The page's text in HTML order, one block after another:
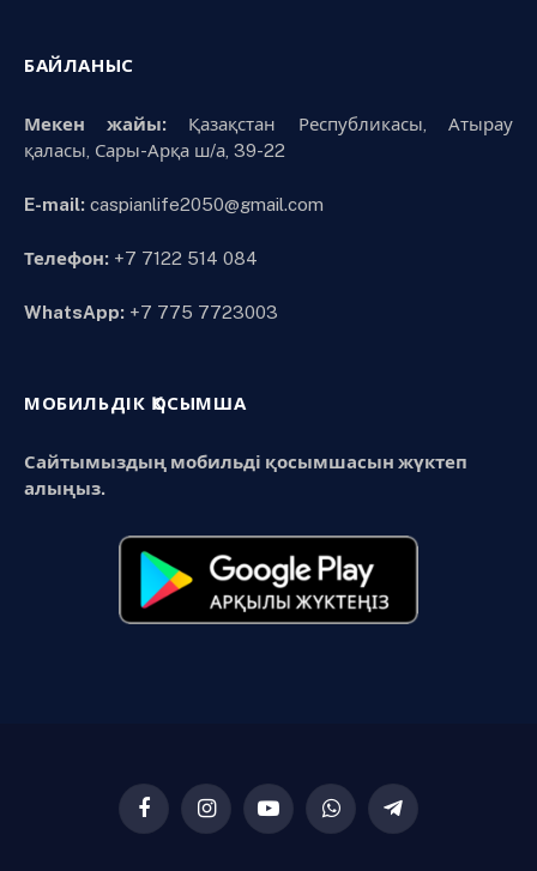
БАЙЛАНЫС
Мекен жайы:Қазақстан Республикасы, Атырау
қаласы, Сары-Арқа ш/а, 39-22
E-mail: caspianlife2050@gmail.com
Телефон: +7 7122 514 084
WhatsApp: +7 775 7723003
МОБИЛЬДІК ҚОСЫМША
Сайтымыздың мобильді қосымшасын жүктеп
алыңыз.
FacebookInstagramYouTubeWhatsAppTelegram